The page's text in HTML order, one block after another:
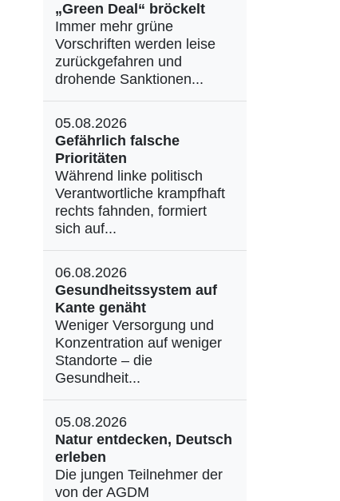
„Green Deal“ bröckelt
Immer mehr grüne
Vorschriften werden leise
zurückgefahren und
drohende Sanktionen...
05.08.2026
Gefährlich falsche
Prioritäten
Während linke politisch
Verantwortliche krampfhaft
rechts fahnden, formiert
sich auf...
06.08.2026
Gesundheitssystem auf
Kante genäht
Weniger Versorgung und
Konzentration auf weniger
Standorte – die
Gesundheit...
05.08.2026
Natur entdecken, Deutsch
erleben
Die jungen Teilnehmer der
von der AGDM